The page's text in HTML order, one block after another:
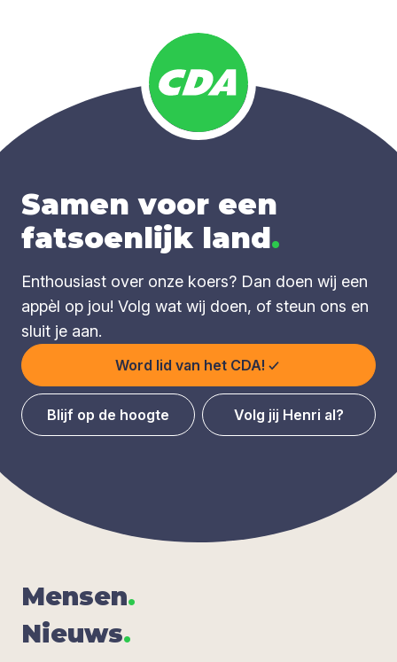
Samen voor een
fatsoenlijk land.
Enthousiast over onze koers? Dan doen wij een
appèl op jou! Volg wat wij doen, of steun ons en
sluit je aan.
Word lid van het CDA!
Blijf op de hoogte Volg jij Henri al?
Men­sen.
Nieuws.